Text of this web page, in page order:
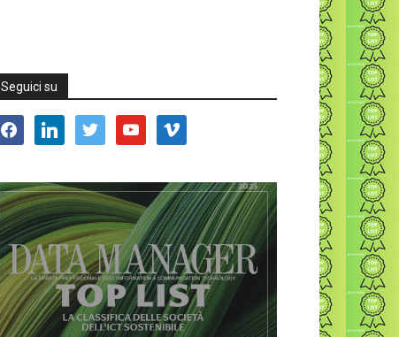
Seguici su
facebooklinkedin twitter youtube vimeo